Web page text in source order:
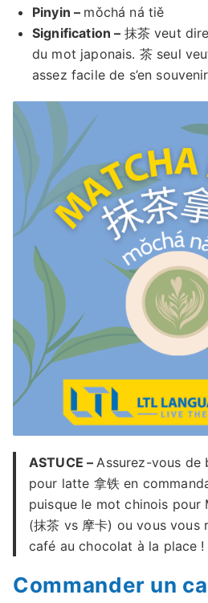
Pinyin – mǒchá ná tiě
Signification – 抹茶 veut
du mot japonais. 茶 seul
assez facile de s’en
ASTUCE – Assurez-vous de
pour latte 拿铁 en
puisque le mot chinois pour
(抹茶 vs 摩卡) ou vous vous
café au chocolat à la place !
Commander un